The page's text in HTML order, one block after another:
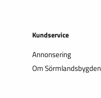
Kundservice
Annonsering
Om Sörmlandsbygden